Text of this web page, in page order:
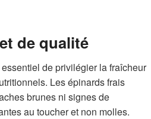
de qualité
de privilégier la fraîcheur
Les épinards frais
brunes ni signes de
au toucher et non molles.